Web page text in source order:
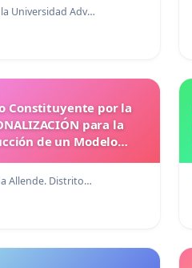
Universidad Adv…
Constituyente por la
para la
de un Modelo
Económico.
Allende. Distrito…